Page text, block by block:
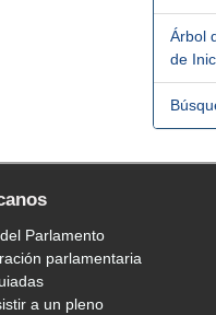
Árbol
de
Parlamento
parlamentaria
a un pleno